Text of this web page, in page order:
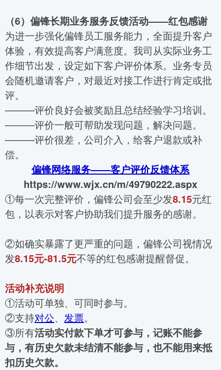
（6） 偏锋长期业务服务反馈活动——红包感谢
为进一步强化偏锋员工服务能力，全面提升客户
体验，有效提高客户满意度。我司从实际业务工
作细节出发，设定如下客户评价体系。业务专员
会随机邀请客户，对最近对接工作进行肯定或批
评。
———评价良好会被奖励且总结经验学习培训。
———评价一般可帮助发现问题，解决问题。
———评价很差，公司介入，给客户退款或补
偿。
偏锋网络服务——客户评价反馈体系
https://www.wjx.cn/m/49790222.aspx
①每一次完整评价，偏锋公司会至少发8.15元红
包，以表示对客户协助我们提升服务的感谢。
②如确实暴露了更严重的问题，偏锋公司视情况
发8.15元-81.5元不等的红包感谢提醒督促。
活动补充说明
①活动可单独、可同时参与。
②支持对公、 发票。
③所有活动实付款下单才可参与，记账不能参
与，有历史欠款未结清不能参与，也不能用来抵
扣历史欠款。